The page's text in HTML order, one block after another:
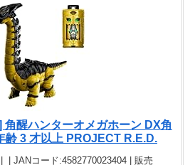
醒ハンターオメガホーン DX角
齢 3 才以上 PROJECT R.E.D.
| JANコード:4582770023404 | 販売